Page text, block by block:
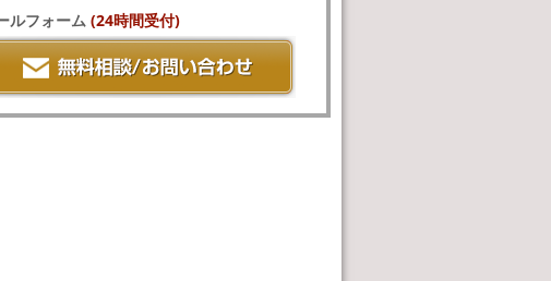
ルフォーム(24時間受付)